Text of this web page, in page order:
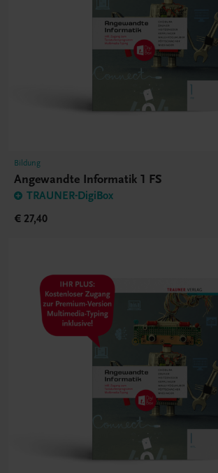
Bildung
Angewandte Informatik 1 FS
TRAUNER-DigiBox
€ 27,40